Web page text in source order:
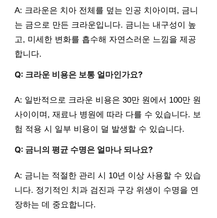
A: 크라운은 치아 전체를 덮는 인공 치아이며, 금니
는 금으로 만든 크라운입니다. 금니는 내구성이 높
고, 미세한 변화를 흡수해 자연스러운 느낌을 제공
합니다.
Q: 크라운 비용은 보통 얼마인가요?
A: 일반적으로 크라운 비용은 30만 원에서 100만 원
사이이며, 재료나 병원에 따라 다를 수 있습니다. 보
험 적용 시 일부 비용이 덜 발생할 수 있습니다.
Q: 금니의 평균 수명은 얼마나 되나요?
A: 금니는 적절한 관리 시 10년 이상 사용할 수 있습
니다. 정기적인 치과 검진과 구강 위생이 수명을 연
장하는 데 중요합니다.